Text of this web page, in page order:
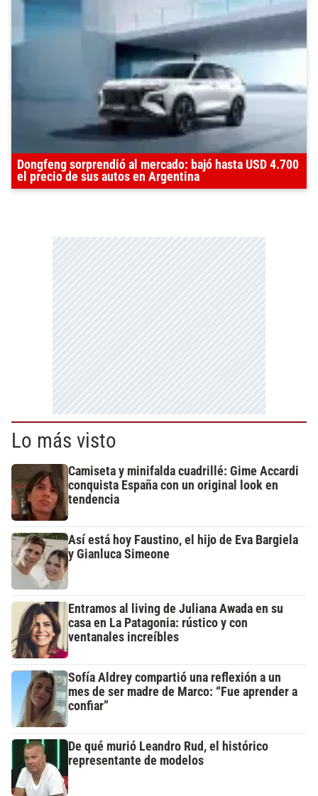
Dongfeng sorprendió al mercado: bajó hasta USD 4.700
el precio de sus autos en Argentina
Lo más visto
Camiseta y minifalda cuadrillé: Gime Accardi
conquista España con un original look en
tendencia
Así está hoy Faustino, el hijo de Eva Bargiela
y Gianluca Simeone
Entramos al living de Juliana Awada en su
casa en La Patagonia: rústico y con
ventanales increíbles
Sofía Aldrey compartió una reflexión a un
mes de ser madre de Marco: “Fue aprender a
confiar”
De qué murió Leandro Rud, el histórico
representante de modelos